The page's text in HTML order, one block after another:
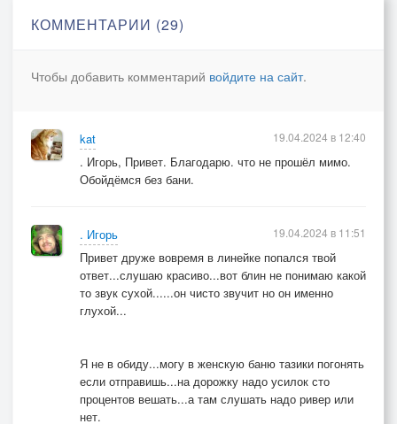
КОММЕНТАРИИ (29)
Чтобы добавить комментарий войдите на сайт.
kat
. Игорь, Привет. Благодарю. что не прошёл мимо.
Обойдёмся без бани.
19.04.2024 в 12:40
. Игорь
Привет друже вовремя в линейке попался твой
ответ...слушаю красиво...вот блин не понимаю какой
то звук сухой......он чисто звучит но он именно
глухой...
Я не в обиду...могу в женскую баню тазики погонять
если отправишь...на дорожку надо усилок сто
процентов вешать...а там слушать надо ривер или
нет.
19.04.2024 в 11:51